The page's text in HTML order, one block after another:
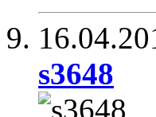
s3648